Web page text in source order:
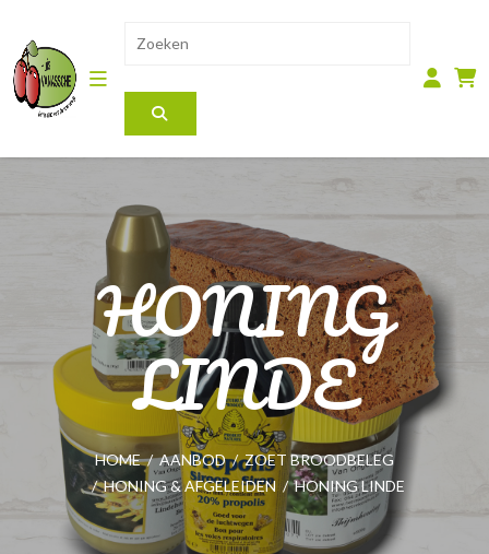
HONING
LINDE
HOME / AANBOD / ZOET BROODBELEG
/ HONING & AFGELEIDEN / HONING LINDE